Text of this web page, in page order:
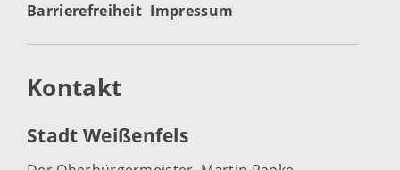
Barrierefreiheit Impressum
Kontakt
Stadt Weißenfels